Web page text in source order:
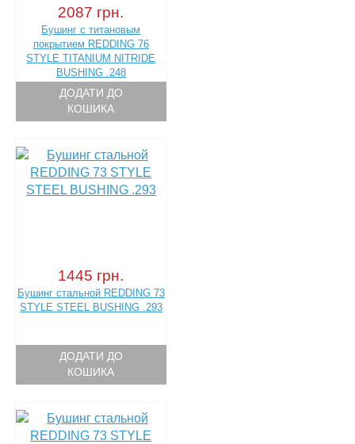
2087 грн.
Бушинг с титановым
покрытием REDDING 76
STYLE TITANIUM NITRIDE
BUSHING .248
ДОДАТИ ДО
КОШИКА
1445 грн.
Бушинг стальной REDDING 73
STYLE STEEL BUSHING .293
ДОДАТИ ДО
КОШИКА